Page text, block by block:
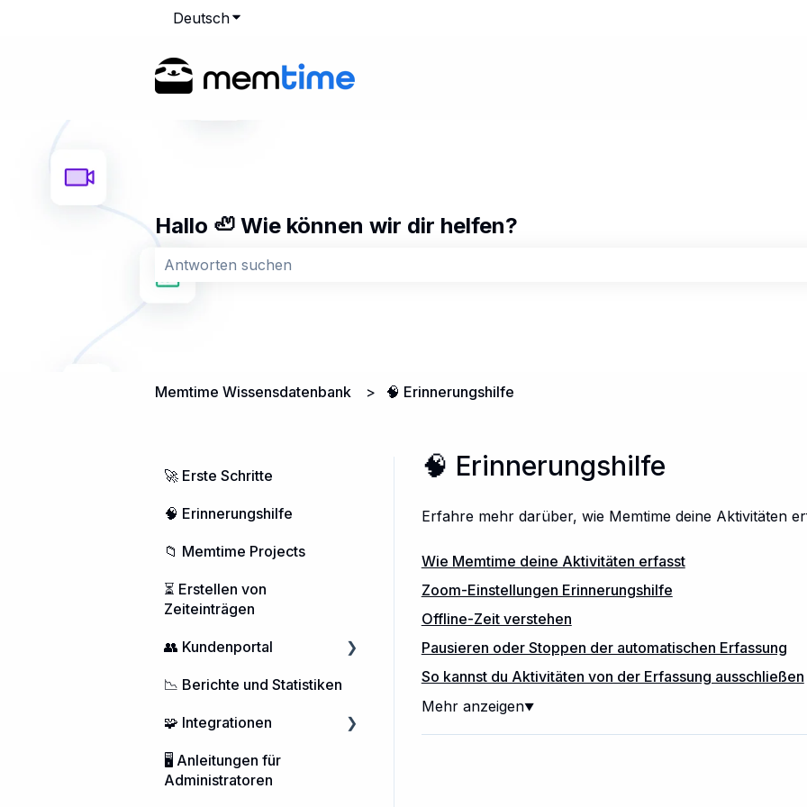
DeutschUntermenü für Übersetzungen anzeigen
Hallo 🦥 Wie können wir dir helfen?
Es gibt keine Vorschläge, da das Suchfeld leer ist.
Memtime Wissensdatenbank 🧠 Erinnerungshilfe
🧠 Erinnerungshilfe
Erfahre mehr darüber, wie Memtime deine Aktivitäten
Wie Memtime deine Aktivitäten erfasst
Zoom-Einstellungen Erinnerungshilfe
Offline-Zeit verstehen
Pausieren oder Stoppen der automatischen Erfassung
So kannst du Aktivitäten von der Erfassung ausschließen
Mehr anzeigen▼
🚀 Erste Schritte
🧠 Erinnerungshilfe
📁 Memtime Projects
⏳ Erstellen von
Zeiteinträgen
👥 Kundenportal
Nutzerverwaltung
Memtime-Abonnement
Kontoverwaltung
📉 Berichte und Statistiken
🧩 Integrationen
Kalender Integrationen
🖥️ Anleitungen für
Administratoren